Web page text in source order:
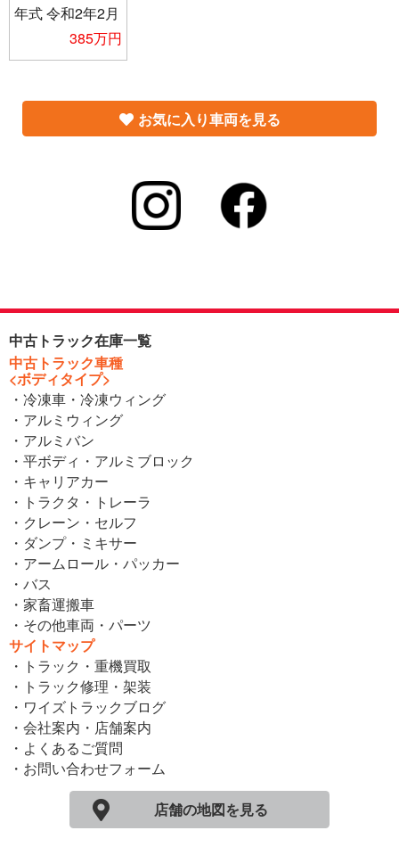
年式令和2年2月
385万円
お気に入り車両を見る
中古トラック在庫一覧
中古トラック車種
<ボディタイプ>
・冷凍車・冷凍ウィング
・アルミウィング
・アルミバン
・平ボディ・アルミブロック
・キャリアカー
・トラクタ・トレーラ
・クレーン・セルフ
・ダンプ・ミキサー
・アームロール・パッカー
・バス
・家畜運搬車
・その他車両・パーツ
サイトマップ
・トラック・重機買取
・トラック修理・架装
・ワイズトラックブログ
・会社案内・店舗案内
・よくあるご質問
・お問い合わせフォーム
店舗の地図を見る